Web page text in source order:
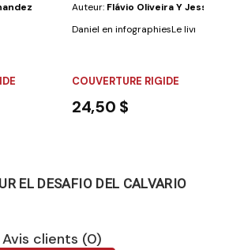
Auteur: Flávio Oliveira Y Jessica
Daniel en infographiesLe livre
COUVERTURE RIGIDE
24,50 $
EL DESAFIO DEL CALVARIO
Avis clients (0)